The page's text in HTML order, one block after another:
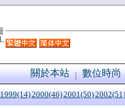
關於本站 數位時尚
1999(14)2000(46)2001(50)2002(51)